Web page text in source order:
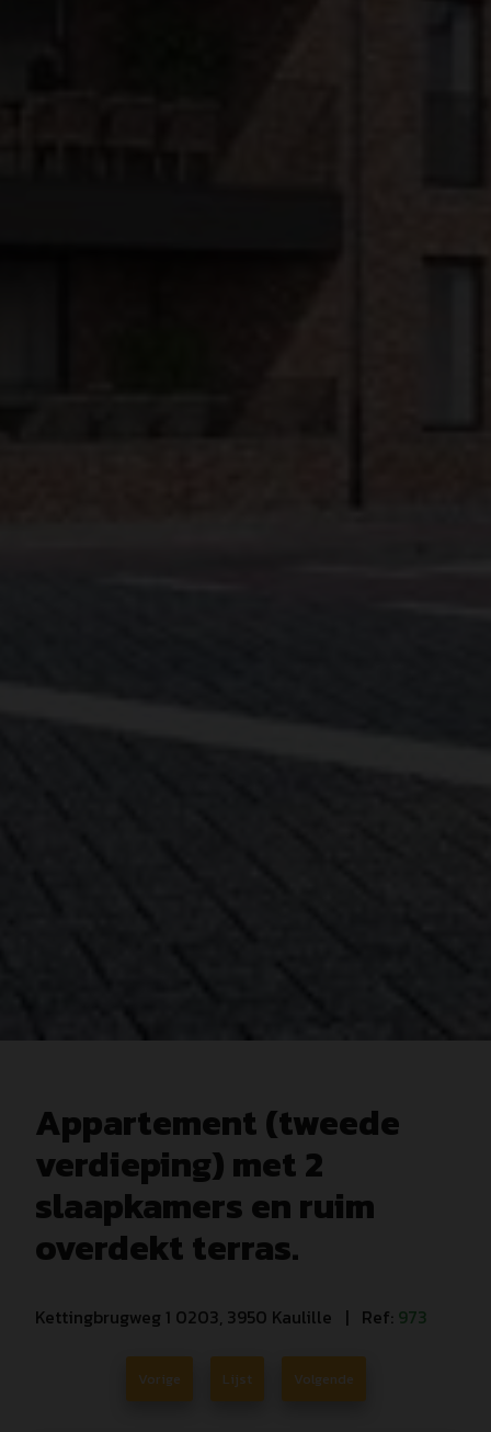
Appartement (tweede
verdieping) met 2
slaapkamers en ruim
overdekt terras.
Kettingbrugweg 1 0203, 3950 Kaulille | Ref: 973
Vorige Lijst Volgende